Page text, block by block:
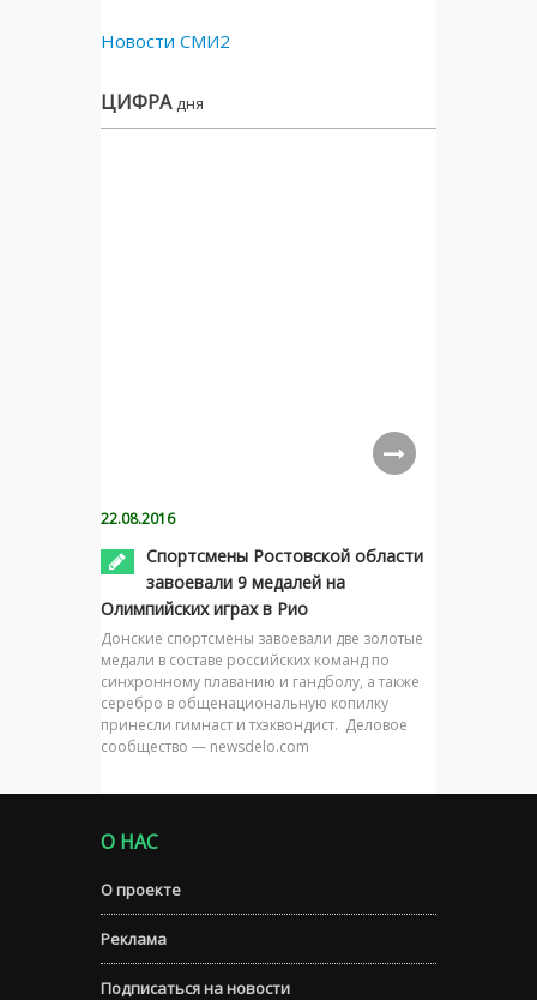
Новости СМИ2
ЦИФРА дня
22.08.2016
Спортсмены Ростовской области
завоевали 9 медалей на
Олимпийских играх в Рио
Донские спортсмены завоевали две золотые
медали в составе российских команд по
синхронному плаванию и гандболу, а также
серебро в общенациональную копилку
принесли гимнаст и тхэквондист. Деловое
сообщество — newsdelo.com
О НАС
О проекте
Реклама
Подписаться на новости